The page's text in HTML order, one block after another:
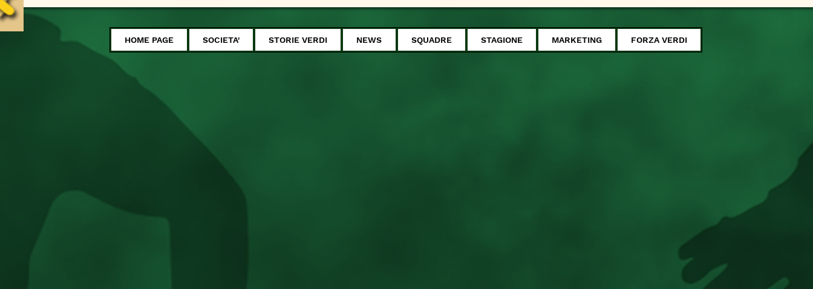
HOME PAGE SOCIETA' STORIE VERDI NEWS SQUADRE STAGIONE MARKETING FORZA VERDI